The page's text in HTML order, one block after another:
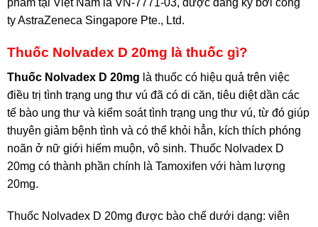
phẩm tại Việt Nam là VN-7771-03, được đăng ký bởi công
ty AstraZeneca Singapore Pte., Ltd.
Thuốc Nolvadex D 20mg là thuốc gì?
Thuốc Nolvadex D 20mg là thuốc có hiệu quả trên việc
điều trị tình trạng ung thư vú đã có di căn, tiêu diệt dần các
tế bào ung thư và kiểm soát tình trạng ung thư vú, từ đó giúp
thuyên giảm bệnh tình và có thể khỏi hẳn, kích thích phóng
noãn ở nữ giới hiếm muộn, vô sinh. Thuốc Nolvadex D
20mg có thành phần chính là Tamoxifen với hàm lượng
20mg.
Thuốc Nolvadex D 20mg được bào chế dưới dạng: viên